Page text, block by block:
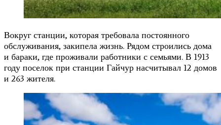
Вокруг станции, которая требовала постоянного
обслуживания, закипела жизнь. Рядом строились дома
и бараки, где проживали работники с семьями. В 1913
году поселок при станции Гайчур насчитывал 12 домов
и 263 жителя.